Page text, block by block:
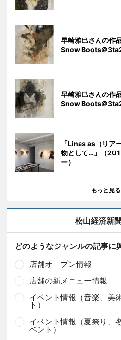
早崎雅巳さんの作
Snow Boots＠
早崎雅巳さんの作
Snow Boots＠
「Linas as（リ
物として…」（
ー）
もっと見る
松山経済新
どのようなジャンルの記事に
店舗オープン情報
店舗の新メニュー情報
イベント情報（音楽、美
ト）
イベント情報（夏祭り、
ベント）